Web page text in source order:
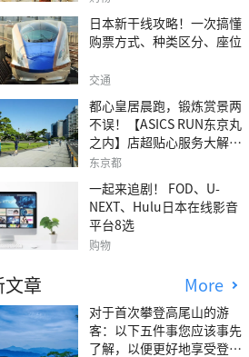
日本新干线攻略！一次搞懂
购票方式、种类区分、座位
交通
都心皇居晨跑，锻炼赏景两
不误！【ASICS RUN东京丸
之内】店超贴心服务大解
析！
东京都
一起来追剧！ FOD、U-
NEXT、Hulu日本在线影音
平台8选
购物
章 More
对于首次攀登高尾山的游
客：以下五件事您应该事先
了解，以便更好地享受登山